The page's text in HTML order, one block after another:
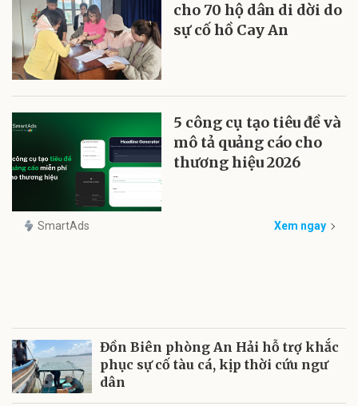
cho 70 hộ dân di dời do
sự cố hồ Cay An
5 công cụ tạo tiêu đề và
mô tả quảng cáo cho
thương hiệu 2026
SmartAds Xem ngay
Đồn Biên phòng An Hải hỗ trợ khắc
phục sự cố tàu cá, kịp thời cứu ngư
dân